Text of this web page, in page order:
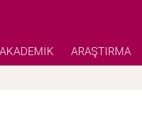
AKADEMİK ARAŞTIRMA